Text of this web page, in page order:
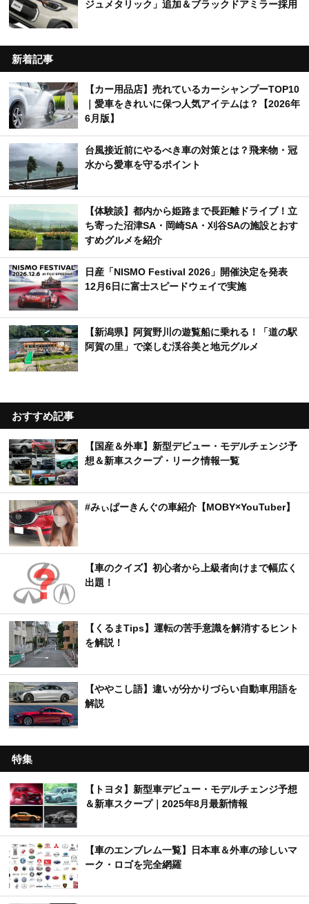
ジュメタリック」追加＆ブラックドアミラー採用
新着記事
【カー用品店】売れているカーシャンプーTOP10
｜愛車をきれいに保つ人気アイテムは？【2026年
6月版】
台風接近前にやるべき車の対策とは？飛来物・冠
水から愛車を守るポイント
【体験談】都内から姫路まで長距離ドライブ！立
ち寄った沼津SA・岡崎SA・刈谷SAの施設とおす
すめグルメを紹介
日産「NISMO Festival 2026」開催決定を発表
12月6日に富士スピードウェイで実施
【新潟県】阿賀野川の遊覧船に乗れる！「道の駅
阿賀の里」で楽しむ渓谷美と地元グルメ
おすすめ記事
【国産＆外車】新型デビュー・モデルチェンジ予
想＆新車スクープ・リーク情報一覧
#みぃぱーきんぐの車紹介【MOBY×YouTuber】
【車のクイズ】初心者から上級者向けまで幅広く
出題！
【くるまTips】運転の苦手意識を解消するヒント
を解説！
【ややこし語】違いが分かりづらい自動車用語を
解説
特集
【トヨタ】新型車デビュー・モデルチェンジ予想
＆新車スクープ｜2025年8月最新情報
【車のエンブレム一覧】日本車＆外車の珍しいマ
ーク・ロゴを完全網羅